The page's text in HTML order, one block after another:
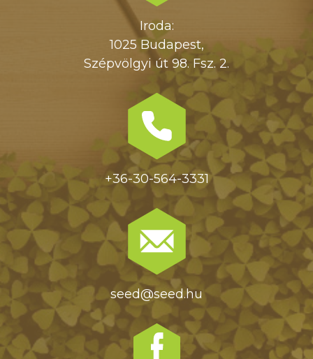
Iroda:
1025 Budapest,
Szépvölgyi út 98. Fsz. 2.
+36-30-564-3331
seed@seed.hu